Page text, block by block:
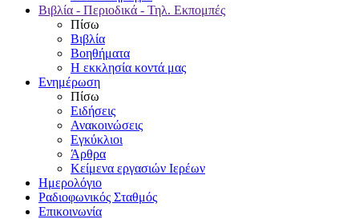
Βιβλία - Περιοδικά - Τηλ. Εκπομπές
Πίσω
Βιβλία
Βοηθήματα
Η εκκλησία κοντά μας
Ενημέρωση
Πίσω
Ειδήσεις
Ανακοινώσεις
Εγκύκλιοι
Άρθρα
Κείμενα εργασιών Ιερέων
Ημερολόγιο
Ραδιοφωνικός Σταθμός
Επικοινωνία